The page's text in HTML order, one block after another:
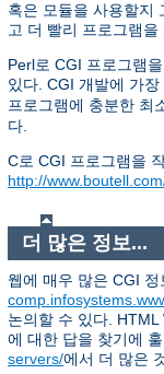
혹은 모듈을 사용할지
고 더 빨리 프로그램을
Perl로 CGI 프로그램
있다. CGI 개발에 가
프로그램에 충분한 최
다.
C로 CGI 프로그램을
http://
더 많은 정보...
웹에 매우 많은 CGI
논의할 수 있다.
에 대한 답을 찾기에
servers/에서 더 많은